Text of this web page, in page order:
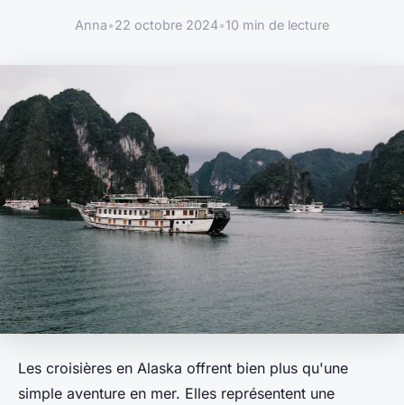
Anna•22 octobre 2024•10 min de lecture
Les croisières en Alaska offrent bien plus qu'une
simple aventure en mer. Elles représentent une